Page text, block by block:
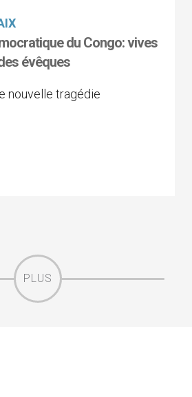
du Congo: vives
évêques
nouvelle tragédie
PLUS